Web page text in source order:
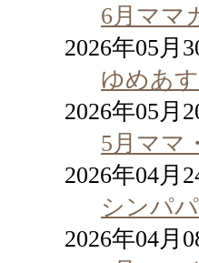
6月ママ
2026年05月
ゆめあ
2026年05月
5月ママ
2026年04月
シンパ
2026年04月